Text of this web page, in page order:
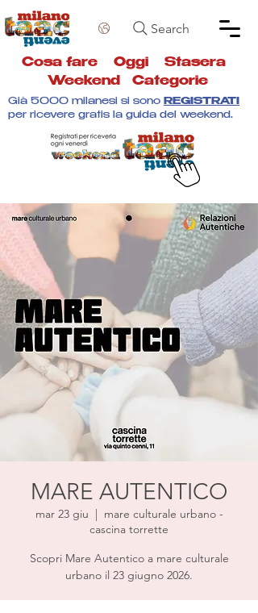
Search
Cosa fare Oggi Stasera
Weekend
Categorie
Già 5000 milanesi si sono REGISTRATI
per ricevere gratis la guida del weekend.
MARE AUTENTICO
mar 23 giu
  |
mare culturale urbano -
cascina torrette
Scopri Mare Autentico a mare culturale
urbano il 23 giugno 2026.